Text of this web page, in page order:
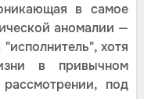
в самое
аномалии —
хотя
в привычном
под